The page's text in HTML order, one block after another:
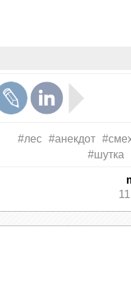
хозяйством.
- и в
вы и на
#лес #анекдот
#шутка